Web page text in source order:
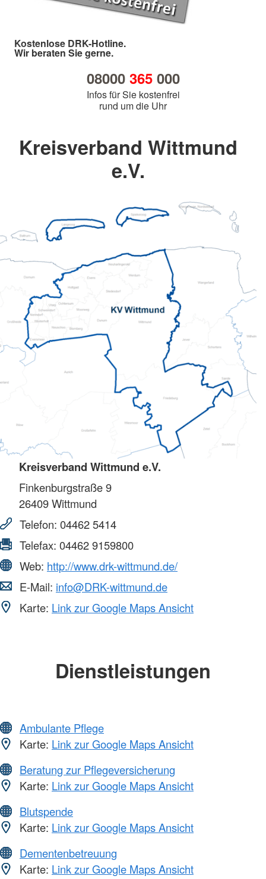
Kostenlose DRK-Hotline.
Wir beraten Sie gerne.
08000 365000
Infos für Sie kostenfrei
rund um die Uhr
Kreisverband Wittmund
e.V.
Kreisverband Wittmund e.V.
Finkenburgstraße 9
26409Wittmund
Telefon: 04462 5414
Telefax: 04462 9159800
Web: http://www.drk-wittmund.de/
E-Mail: info@DRK-wittmund.de
Karte: Link zur Google Maps Ansicht
Dienstleistungen
Ambulante Pflege
Karte: Link zur Google Maps Ansicht
Beratung zur Pflegeversicherung
Karte: Link zur Google Maps Ansicht
Blutspende
Karte: Link zur Google Maps Ansicht
Dementenbetreuung
Karte: Link zur Google Maps Ansicht